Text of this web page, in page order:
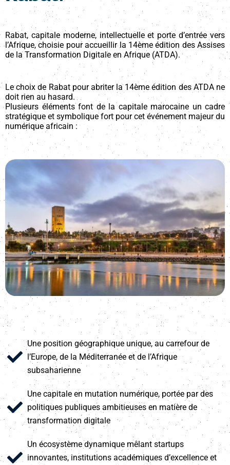
Rabat, capitale moderne, intellectuelle et porte d’entrée vers
l’Afrique, choisie pour accueillir la 14ème édition des Assises
de la Transformation Digitale en Afrique (ATDA).
Le choix de Rabat pour abriter la 14ème édition des ATDA ne
doit rien au hasard.
Plusieurs éléments font de la capitale marocaine un cadre
stratégique et symbolique fort pour cet événement majeur du
numérique africain :
Une position géographique unique, au carrefour de
l’Europe, de la Méditerranée et de l’Afrique
subsaharienne
Une capitale en mutation numérique, portée par des
politiques publiques ambitieuses en matière de
transformation digitale
Un écosystème dynamique mêlant startups
innovantes, institutions académiques d’excellence et